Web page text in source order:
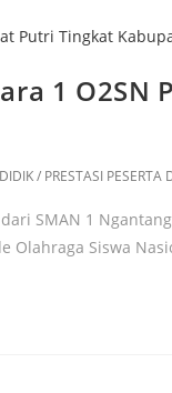
1
/ PRESTASI PESERTA
SMAN 1
Olahraga Siswa